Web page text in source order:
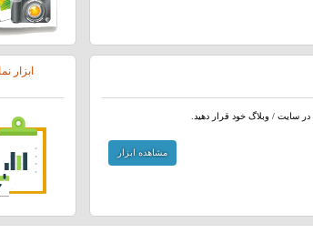
سایت / وبلاگ خود قرار دهید.
مشاهده ابزار
ابزار